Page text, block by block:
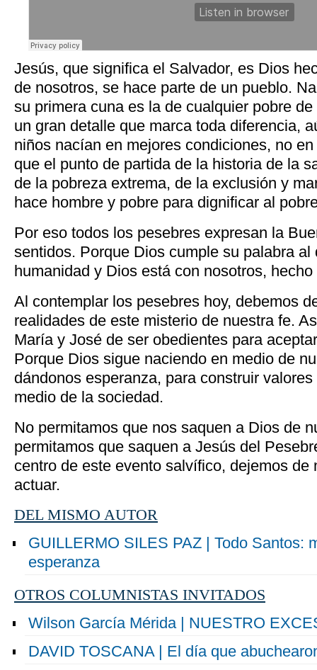
Jesús, que significa el Salvador, es Dios
de nosotros, se hace parte de un pueblo.
su primera cuna es la de cualquier pobre
un gran detalle que marca toda diferencia,
niños nacían en mejores condiciones, no
que el punto de partida de la historia de la
de la pobreza extrema, de la exclusión y
hace hombre y pobre para dignificar al
Por eso todos los pesebres expresan la
sentidos. Porque Dios cumple su palabra al
humanidad y Dios está con nosotros, hecho
Al contemplar los pesebres hoy, debemos
realidades de este misterio de nuestra fe.
María y José de ser obedientes para
Porque Dios sigue naciendo en medio de
dándonos esperanza, para construir
medio de la sociedad.
No permitamos que nos saquen a Dios de
permitamos que saquen a Jesús del
centro de este evento salvífico, dejemos de
actuar.
DEL MISMO AUTOR
GUILLERMO SILES PAZ | Todo Santos:
esperanza
OTROS COLUMNISTAS INVITADOS
Wilson García Mérida | NUESTRO
DAVID TOSCANA | El día que